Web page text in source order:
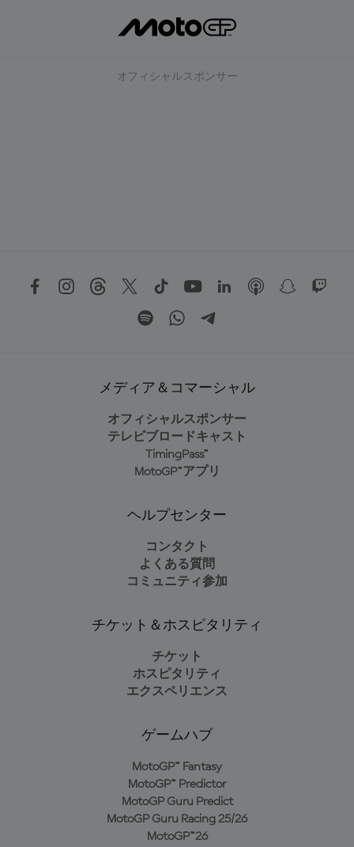
オフィシャルスポンサー
メディア＆コマーシャル
オフィシャルスポンサー
テレビブロードキャスト
TimingPass™
MotoGP™アプリ
ヘルプセンター
コンタクト
よくある質問
コミュニティ参加
チケット＆ホスピタリティ
チケット
ホスピタリティ
エクスペリエンス
ゲームハブ
MotoGP™ Fantasy
MotoGP™ Predictor
MotoGP Guru Predict
MotoGP Guru Racing 25/26
MotoGP™26